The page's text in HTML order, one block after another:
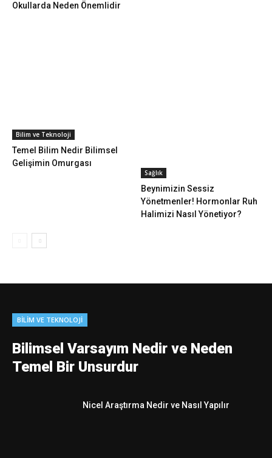
Okullarda Neden Önemlidir
Bilim ve Teknoloji
Temel Bilim Nedir Bilimsel
Gelişimin Omurgası
Sağlık
Beynimizin Sessiz
Yönetmenler! Hormonlar Ruh
Halimizi Nasıl Yönetiyor?
BILIM VE TEKNOLOJI
Bilimsel Varsayım Nedir ve Neden
Temel Bir Unsurdur
Nicel Araştırma Nedir ve Nasıl Yapılır